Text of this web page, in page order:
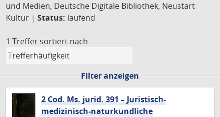
und Medien, Deutsche Digitale Bibliothek, Neustart
Kultur | Status: laufend
1 Treffer sortiert nach
Filter anzeigen
2 Cod. Ms. jurid. 391 – Juristisch-
medizinisch-naturkundliche